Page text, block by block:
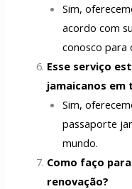
Sim,
acordo com
conosco para
Esse serviço
jamaicanos em
Sim,
passaporte
mundo.
Como faço
renovação?